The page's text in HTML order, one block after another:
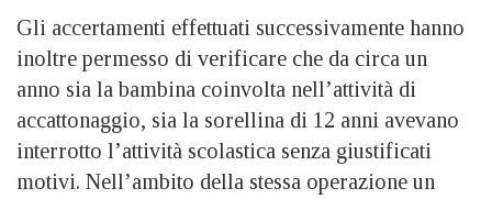
Gli accertamenti effettuati successivamente hanno
inoltre permesso di verificare che da circa un
anno sia la bambina coinvolta nell’attività di
accattonaggio, sia la sorellina di 12 anni avevano
interrotto l’attività scolastica senza giustificati
motivi. Nell’ambito della stessa operazione un